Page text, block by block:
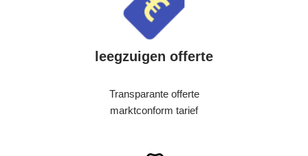
leegzuigen offerte
Transparante offerte
marktconform tarief